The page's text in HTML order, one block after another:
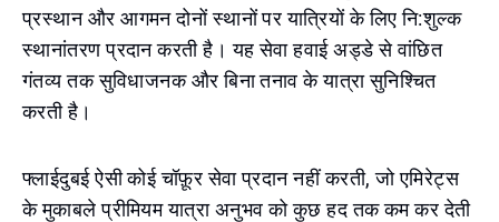
प्रस्थान और आगमन दोनों स्थानों पर यात्रियों के लिए नि:शुल्क
स्थानांतरण प्रदान करती है। यह सेवा हवाई अड्डे से वांछित
गंतव्य तक सुविधाजनक और बिना तनाव के यात्रा सुनिश्चित
करती है।
फ्लाईदुबई ऐसी कोई चॉफ़ूर सेवा प्रदान नहीं करती, जो एमिरेट्स
के मुकाबले प्रीमियम यात्रा अनुभव को कुछ हद तक कम कर देती